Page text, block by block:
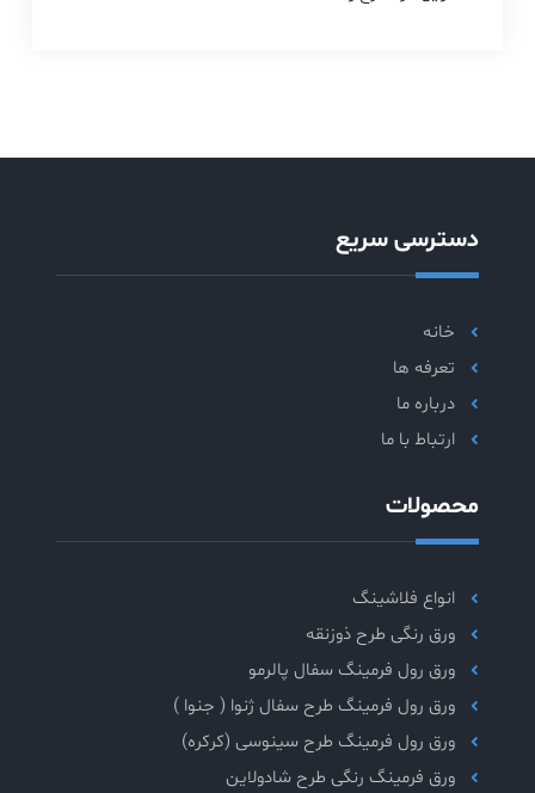
دسترسی سریع
خانه
تعرفه ها
درباره ما
ارتباط با ما
محصولات
انواع فلاشینگ
ورق رنگی طرح ذوزنقه
ورق رول فرمینگ سفال پالرمو
ورق رول فرمینگ طرح سفال ژنوا ( جنوا )
ورق رول فرمینگ طرح سینوسی (کرکره)
ورق فرمینگ رنگی طرح شادولاین